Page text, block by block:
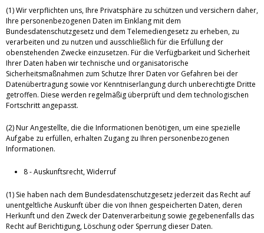
(1) Wir verpflichten uns, Ihre Privatsphäre zu schützen und versichern daher,
Ihre personenbezogenen Daten im Einklang mit dem
Bundesdatenschutzgesetz und dem Telemediengesetz zu erheben, zu
verarbeiten und zu nutzen und ausschließlich für die Erfüllung der
obenstehenden Zwecke einzusetzen. Für die Verfügbarkeit und Sicherheit
Ihrer Daten haben wir technische und organisatorische
Sicherheitsmaßnahmen zum Schutze Ihrer Daten vor Gefahren bei der
Datenübertragung sowie vor Kenntniserlangung durch unberechtigte Dritte
getroffen. Diese werden regelmäßig überprüft und dem technologischen
Fortschritt angepasst.
(2) Nur Angestellte, die die Informationen benötigen, um eine spezielle
Aufgabe zu erfüllen, erhalten Zugang zu Ihren personenbezogenen
Informationen.
8 - Auskunftsrecht, Widerruf
(1) Sie haben nach dem Bundesdatenschutzgesetz jederzeit das Recht auf
unentgeltliche Auskunft über die von Ihnen gespeicherten Daten, deren
Herkunft und den Zweck der Datenverarbeitung sowie gegebenenfalls das
Recht auf Berichtigung, Löschung oder Sperrung dieser Daten.